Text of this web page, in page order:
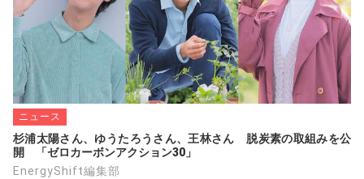
ニュース
杉浦太陽さん、ゆうたろうさん、王林さん　脱炭素の取組みを公
開　「ゼロカーボンアクション30」
EnergyShift編集部